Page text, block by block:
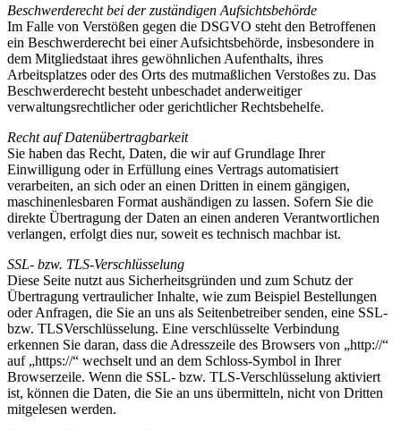
Beschwerderecht bei der zuständigen Aufsichtsbehörde
Im Falle von Verstößen gegen die DSGVO steht den Betroffenen
ein Beschwerderecht bei einer Aufsichtsbehörde, insbesondere in
dem Mitgliedstaat ihres gewöhnlichen Aufenthalts, ihres
Arbeitsplatzes oder des Orts des mutmaßlichen Verstoßes zu. Das
Beschwerderecht besteht unbeschadet anderweitiger
verwaltungsrechtlicher oder gerichtlicher Rechtsbehelfe.
Recht auf Datenübertragbarkeit
Sie haben das Recht, Daten, die wir auf Grundlage Ihrer
Einwilligung oder in Erfüllung eines Vertrags automatisiert
verarbeiten, an sich oder an einen Dritten in einem gängigen,
maschinenlesbaren Format aushändigen zu lassen. Sofern Sie die
direkte Übertragung der Daten an einen anderen Verantwortlichen
verlangen, erfolgt dies nur, soweit es technisch machbar ist.
SSL- bzw. TLS-Verschlüsselung
Diese Seite nutzt aus Sicherheitsgründen und zum Schutz der
Übertragung vertraulicher Inhalte, wie zum Beispiel Bestellungen
oder Anfragen, die Sie an uns als Seitenbetreiber senden, eine SSL-
bzw. TLSVerschlüsselung. Eine verschlüsselte Verbindung
erkennen Sie daran, dass die Adresszeile des Browsers von „http://“
auf „https://“ wechselt und an dem Schloss-Symbol in Ihrer
Browserzeile. Wenn die SSL- bzw. TLS-Verschlüsselung aktiviert
ist, können die Daten, die Sie an uns übermitteln, nicht von Dritten
mitgelesen werden.